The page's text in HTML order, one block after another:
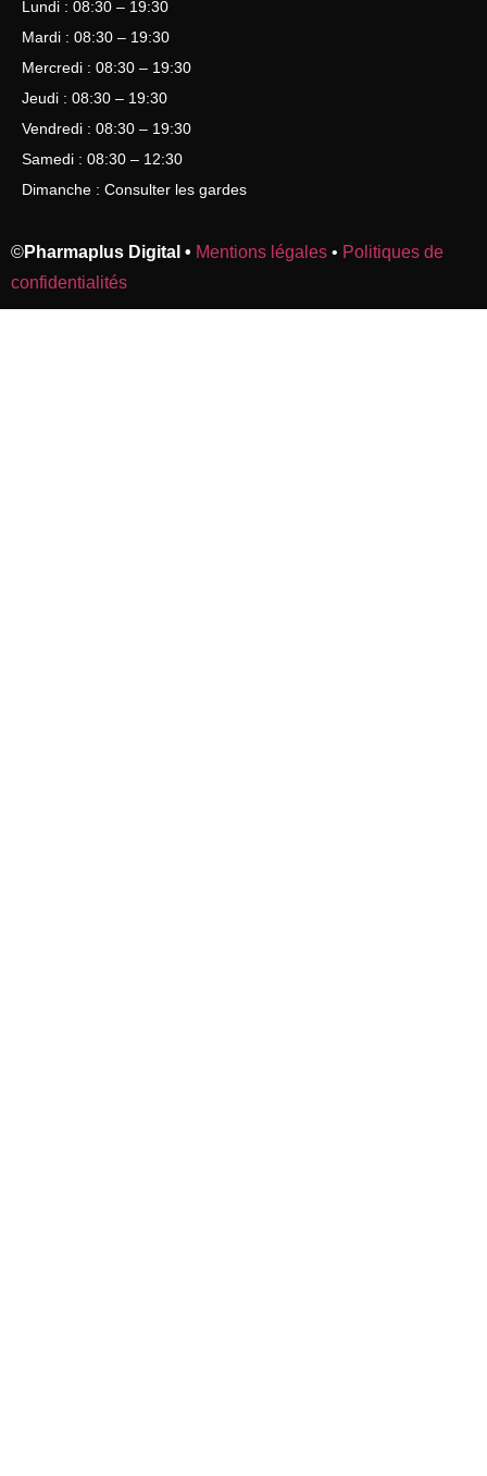
Lundi : 08:30 – 19:30
Mardi : 08:30 – 19:30
Mercredi : 08:30 – 19:30
Jeudi : 08:30 – 19:30
Vendredi : 08:30 – 19:30
Samedi : 08:30 – 12:30
Dimanche : Consulter les gardes
©Pharmaplus Digital • Mentions légales • Politiques de
confidentialités